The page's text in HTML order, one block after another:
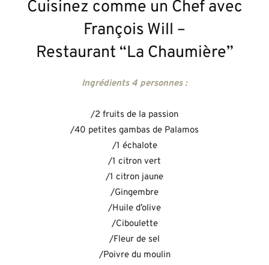
Cuisinez comme un Chef avec
François Will –
Restaurant “La Chaumière”
Ingrédients 4 personnes :
/2 fruits de la passion
/40 petites gambas de Palamos
/1 échalote
/1 citron vert
/1 citron jaune
/Gingembre
/Huile d’olive
/Ciboulette
/Fleur de sel
/Poivre du moulin